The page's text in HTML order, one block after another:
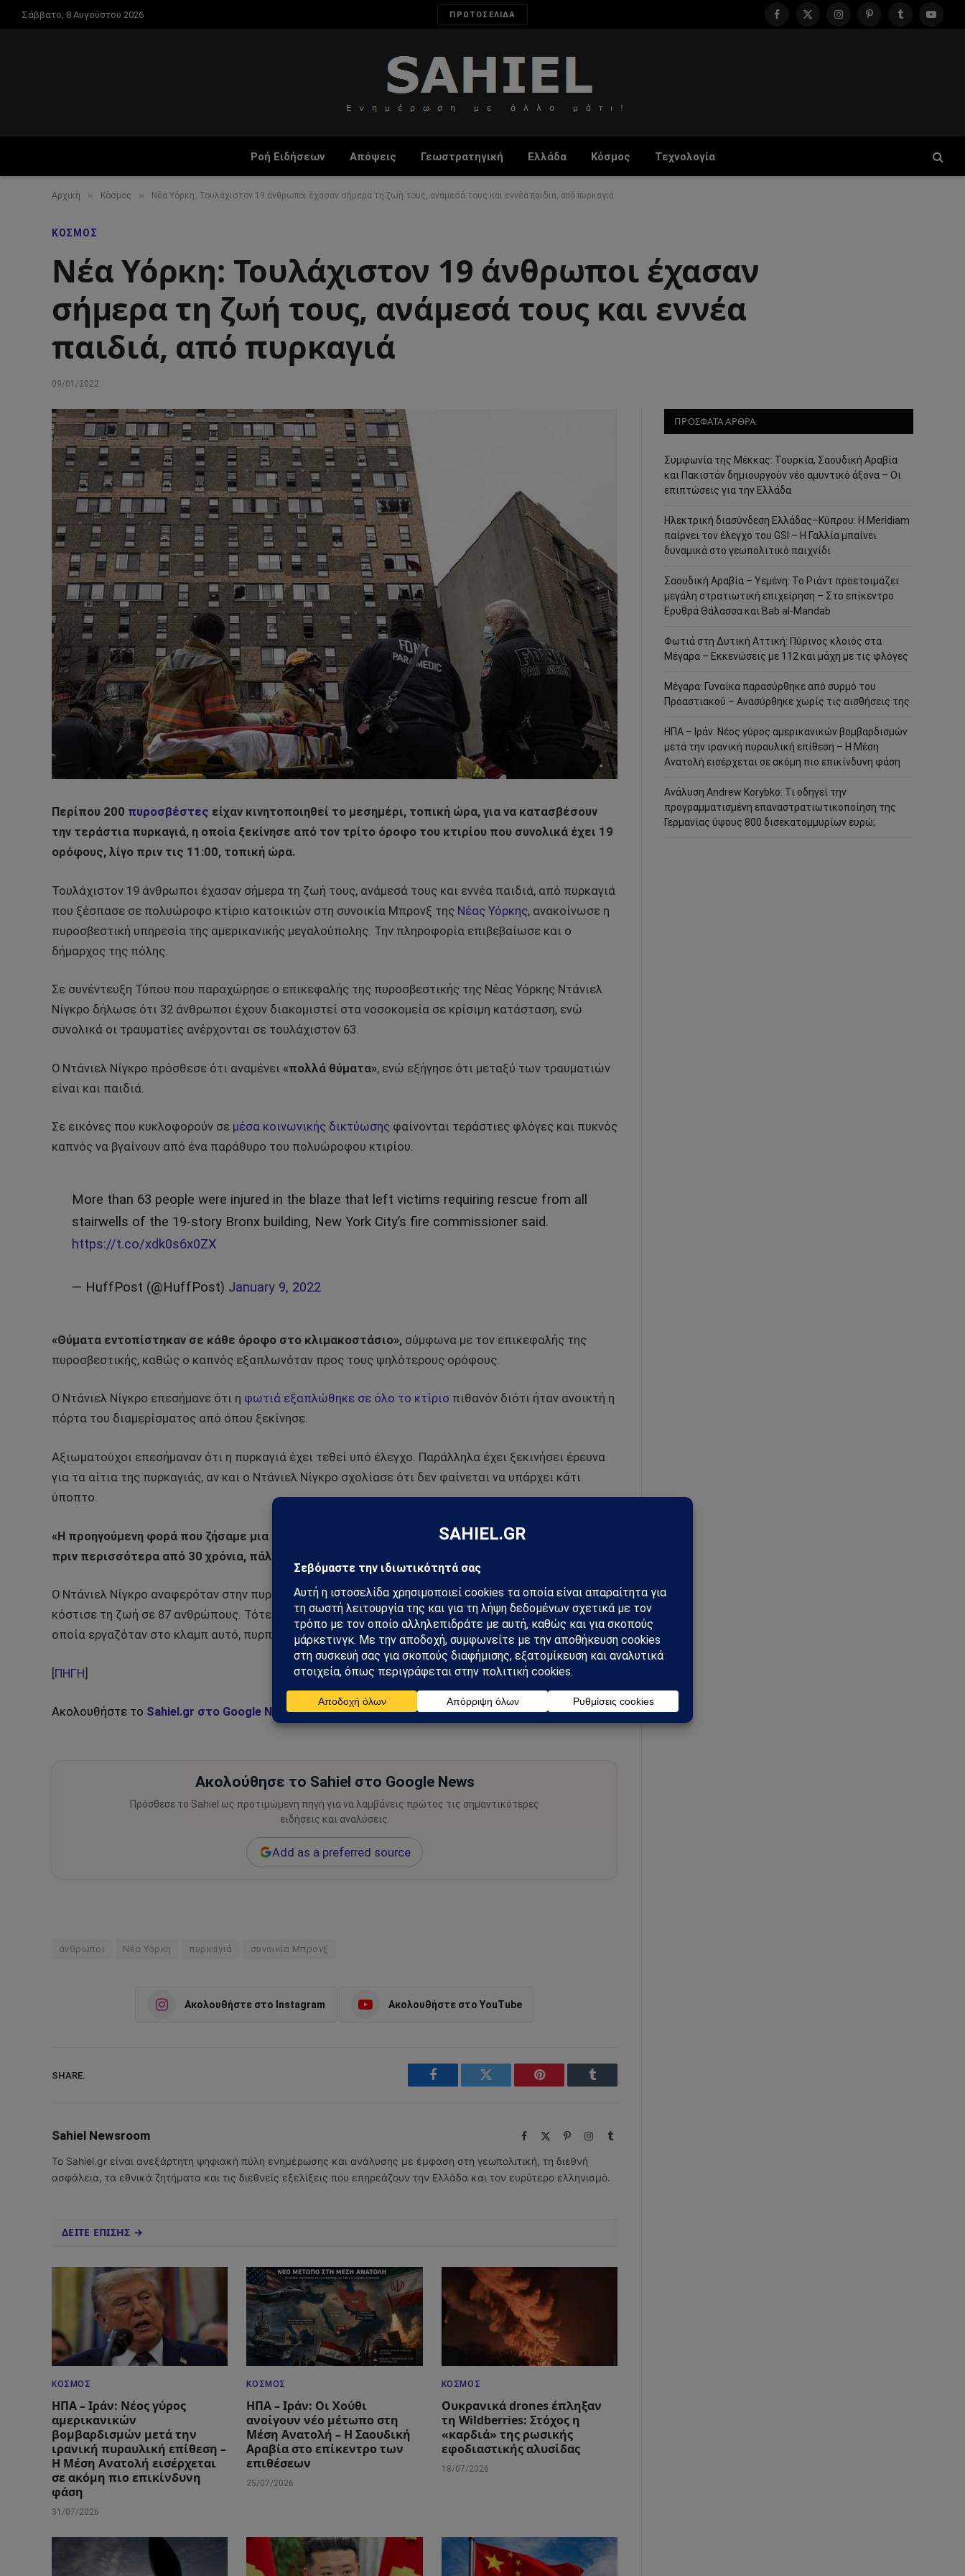
Σάββατο, 8 Αυγούστου 2026 ΠΡΩΤΟΣΕΛΙΔΑ
Facebook
X
InstagramPinterestTumblr
Ροή Ειδήσεων Απόψεις Γεωστρατηγική Ελλάδα Κόσμος Τεχνολογία
Αρχική » Κόσμος » Νέα Υόρκη: Τουλάχιστον 19 άνθρωποι έχασαν σήμερα τη ζωή τους, ανάμεσά τους και εννέα παιδιά, από πυρκαγιά
ΚΌΣΜΟΣ
Νέα Υόρκη: Τουλάχιστον 19 άνθρωποι έχασαν
σήμερα τη ζωή τους, ανάμεσά τους και εννέα
παιδιά, από πυρκαγιά
09/01/2022
Περίπου 200 πυροσβέστες είχαν κινητοποιηθεί το μεσημέρι, τοπική ώρα, για να κατασβέσουν
την τεράστια πυρκαγιά, η οποία ξεκίνησε από τον τρίτο όροφο του κτιρίου που συνολικά έχει 19
ορόφους, λίγο πριν τις 11:00, τοπική ώρα.
Τουλάχιστον 19 άνθρωποι έχασαν σήμερα τη ζωή τους, ανάμεσά τους και εννέα παιδιά, από πυρκαγιά
που ξέσπασε σε πολυώροφο κτίριο κατοικιών στη συνοικία Μπρονξ της Νέας Υόρκης, ανακοίνωσε η
πυροσβεστική υπηρεσία της αμερικανικής μεγαλούπολης. Την πληροφορία επιβεβαίωσε και ο
δήμαρχος της πόλης.
Σε συνέντευξη Τύπου που παραχώρησε ο επικεφαλής της πυροσβεστικής της Νέας Υόρκης Ντάνιελ
Νίγκρο δήλωσε ότι 32 άνθρωποι έχουν διακομιστεί στα νοσοκομεία σε κρίσιμη κατάσταση, ενώ
συνολικά οι τραυματίες ανέρχονται σε τουλάχιστον 63.
Ο Ντάνιελ Νίγκρο πρόσθεσε ότι αναμένει «πολλά θύματα», ενώ εξήγησε ότι μεταξύ των τραυματιών
είναι και παιδιά.
Σε εικόνες που κυκλοφορούν σε μέσα κοινωνικής δικτύωσης φαίνονται τεράστιες φλόγες και πυκνός
καπνός να βγαίνουν από ένα παράθυρο του πολυώροφου κτιρίου.
More than 63 people were injured in the blaze that left victims requiring rescue from all
stairwells of the 19-story Bronx building, New York City’s fire commissioner said.
https://t.co/xdk0s6x0ZX
— HuffPost (@HuffPost) January 9, 2022
«Θύματα εντοπίστηκαν σε κάθε όροφο στο κλιμακοστάσιο», σύμφωνα με τον επικεφαλής της
πυροσβεστικής, καθώς ο καπνός εξαπλωνόταν προς τους ψηλότερους ορόφους.
Ο Ντάνιελ Νίγκρο επεσήμανε ότι η φωτιά εξαπλώθηκε σε όλο το κτίριο πιθανόν διότι ήταν ανοικτή η
πόρτα του διαμερίσματος από όπου ξεκίνησε.
Αξιωματούχοι επεσήμαναν ότι η πυρκαγιά έχει τεθεί υπό έλεγχο. Παράλληλα έχει ξεκινήσει έρευνα
για τα αίτια της πυρκαγιάς, αν και ο Ντάνιελ Νίγκρο σχολίασε ότι δεν φαίνεται να υπάρχει κάτι
ύποπτο.
«Η προηγούμενη φορά που ζήσαμε μια αντίστοιχα φρικτή απώλεια ζωών ήταν σε μια πυρκαγιά
πριν περισσότερα από 30 χρόνια, πάλι εδώ στο Μπρονξ»
Ο Ντάνιελ Νίγκρο αναφερόταν στην πυρκαγιά στο νυχτερινό κέντρο Happy Land το 1990, η οποία
κόστισε τη ζωή σε 87 ανθρώπους. Τότε ένας άνδρας οργισμένος που τον εγκατέλειψε η φίλη του, η
οποία εργαζόταν στο κλαμπ αυτό, πυρπόλησε το κτίριο έπειτα από καυγά που είχε μαζί της.
ΠΗΓΗ
Ακολουθήστε το Sahiel.gr στο Google Newsκαι μάθετε πρώτοι όλες τις ειδήσεις.
Ακολούθησε το Sahiel στο Google News
Πρόσθεσε το Sahiel ως προτιμώμενη πηγή για να λαμβάνεις πρώτος τις σημαντικότερες
ειδήσεις και αναλύσεις.
Add as a preferred source
άνθρωποι Νέα Υόρκη πυρκαγιά συνοικία Μπρονξ
Ακολουθήστε στο Instagram Ακολουθήστε στο YouTube
SHARE.
Facebook Twitter Pinterest Tumblr
Sahiel Newsroom Facebook PinterestInstagram
Tumblr
Το Sahiel.gr είναι ανεξάρτητη ψηφιακή πύλη ενημέρωσης και ανάλυσης με έμφαση στη γεωπολιτική, τη διεθνή
ασφάλεια, τα εθνικά ζητήματα και τις διεθνείς εξελίξεις που επηρεάζουν την Ελλάδα και τον ευρύτερο ελληνισμό.
ΔΕΙΤΕ ΕΠΙΣΗΣ →
ΚΌΣΜΟΣ
ΗΠΑ – Ιράν: Νέος γύρος
αμερικανικών
βομβαρδισμών μετά την
ιρανική πυραυλική επίθεση –
Η Μέση Ανατολή εισέρχεται
σε ακόμη πιο επικίνδυνη
φάση
31/07/2026
ΚΌΣΜΟΣ
ΗΠΑ – Ιράν: Οι Χούθι
ανοίγουν νέο μέτωπο στη
Μέση Ανατολή – Η Σαουδική
Αραβία στο επίκεντρο των
επιθέσεων
25/07/2026
ΚΌΣΜΟΣ
Ουκρανικά drones έπληξαν
τη Wildberries: Στόχος η
«καρδιά» της ρωσικής
εφοδιαστικής αλυσίδας
18/07/2026
ΠΡΟΣΦΑΤΑ ΑΡΘΡΑ
Συμφωνία της Μέκκας: Τουρκία, Σαουδική Αραβία
και Πακιστάν δημιουργούν νέο αμυντικό άξονα – Οι
επιπτώσεις για την Ελλάδα
Ηλεκτρική διασύνδεση Ελλάδας–Κύπρου: Η Meridiam
παίρνει τον έλεγχο του GSI – Η Γαλλία μπαίνει
δυναμικά στο γεωπολιτικό παιχνίδι
Σαουδική Αραβία – Υεμένη: Το Ριάντ προετοιμάζει
μεγάλη στρατιωτική επιχείρηση – Στο επίκεντρο
Ερυθρά Θάλασσα και Bab al-Mandab
Φωτιά στη Δυτική Αττική: Πύρινος κλοιός στα
Μέγαρα – Εκκενώσεις με 112 και μάχη με τις φλόγες
Μέγαρα: Γυναίκα παρασύρθηκε από συρμό του
Προαστιακού – Ανασύρθηκε χωρίς τις αισθήσεις της
ΗΠΑ – Ιράν: Νέος γύρος αμερικανικών βομβαρδισμών
μετά την ιρανική πυραυλική επίθεση – Η Μέση
Ανατολή εισέρχεται σε ακόμη πιο επικίνδυνη φάση
Ανάλυση Andrew Korybko: Τι οδηγεί την
προγραμματισμένη επαναστρατιωτικοποίηση της
Γερμανίας ύψους 800 δισεκατομμυρίων ευρώ;